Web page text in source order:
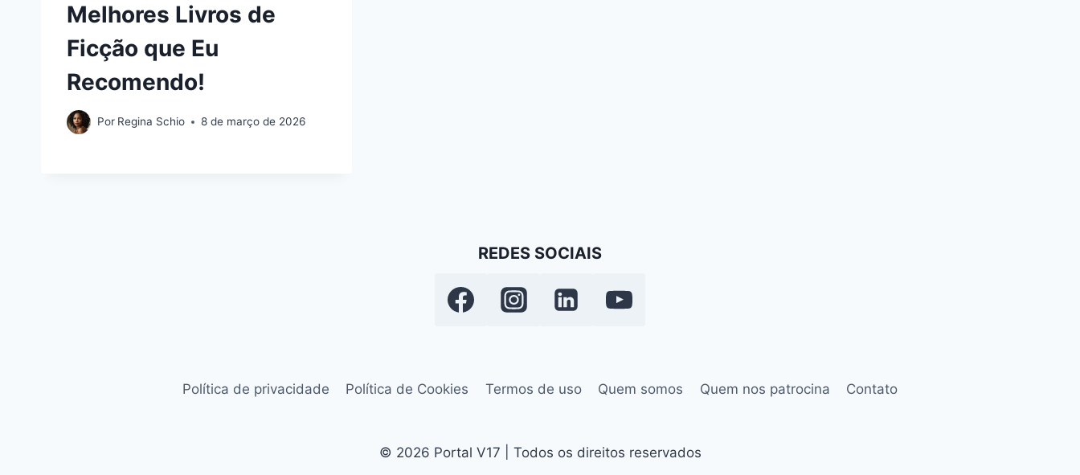
Melhores Livros de
Ficção que Eu
Recomendo!
Por Regina Schio 8 de março de 2026
REDES SOCIAIS
Política de privacidade Política de Cookies Termos de uso Quem somos Quem nos patrocina Contato
© 2026 Portal V17 | Todos os direitos reservados